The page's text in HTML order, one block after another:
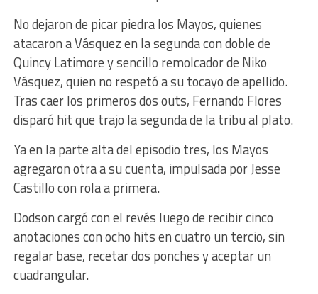
No dejaron de picar piedra los Mayos, quienes
atacaron a Vásquez en la segunda con doble de
Quincy Latimore y sencillo remolcador de Niko
Vásquez, quien no respetó a su tocayo de apellido.
Tras caer los primeros dos outs, Fernando Flores
disparó hit que trajo la segunda de la tribu al plato.
Ya en la parte alta del episodio tres, los Mayos
agregaron otra a su cuenta, impulsada por Jesse
Castillo con rola a primera.
Dodson cargó con el revés luego de recibir cinco
anotaciones con ocho hits en cuatro un tercio, sin
regalar base, recetar dos ponches y aceptar un
cuadrangular.